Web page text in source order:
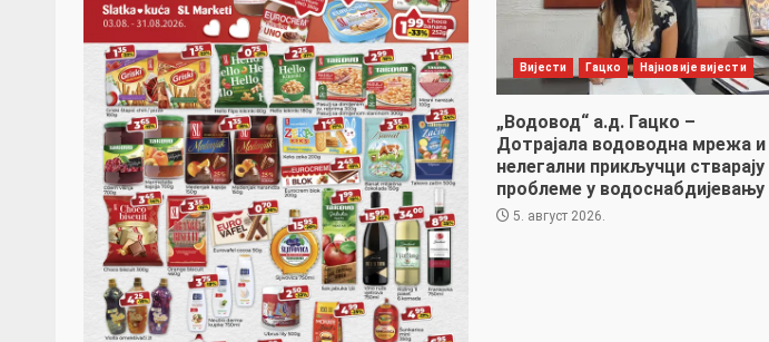
Вијести Гацко Најновије вијести
„Водовод“ а.д. Гацко –
Дотрајала водоводна мрежа и
нелегални прикључци стварају
проблеме у водоснабдијевању
5. август 2026.